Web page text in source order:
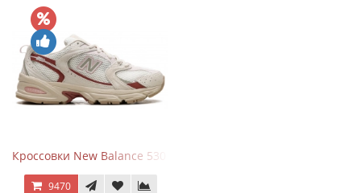
Кроссовки New Balance 530 Festival Pack Clay
9470